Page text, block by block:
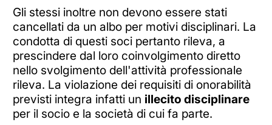
Gli stessi inoltre non devono essere stati
cancellati da un albo per motivi disciplinari. La
condotta di questi soci pertanto rileva, a
prescindere dal loro coinvolgimento diretto
nello svolgimento dell'attività professionale
rileva. La violazione dei requisiti di onorabilità
previsti integra infatti un illecito disciplinare
per il socio e la società di cui fa parte.